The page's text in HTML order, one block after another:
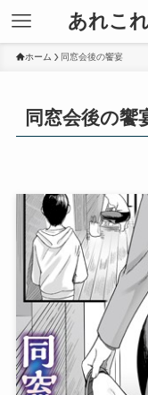
あれこ
ホーム 同窓会後の饗宴
同窓会後の饗